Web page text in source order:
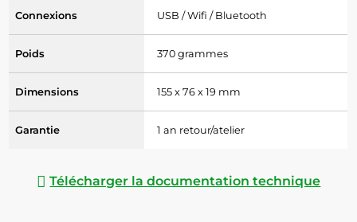
Connexions USB / Wifi / Bluetooth
Poids 370 grammes
Dimensions 155 x 76 x 19 mm
Garantie 1 an retour/atelier
Télécharger la documentation technique